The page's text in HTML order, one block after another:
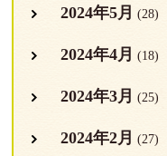
2024年5月 (28)
2024年4月 (18)
2024年3月 (25)
2024年2月 (27)